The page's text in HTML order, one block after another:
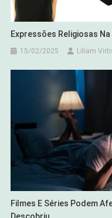
Expressões Religiosas
15/02/2025 Liliam
Filmes E Séries Podem